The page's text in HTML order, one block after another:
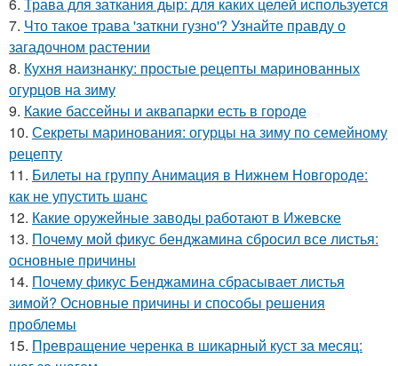
6. Трава для заткания дыр: для каких целей используется
7. Что такое трава 'заткни гузно'? Узнайте правду о
загадочном растении
8. Кухня наизнанку: простые рецепты маринованных
огурцов на зиму
9. Какие бассейны и аквапарки есть в городе
10. Секреты маринования: огурцы на зиму по семейному
рецепту
11. Билеты на группу Анимация в Нижнем Новгороде:
как не упустить шанс
12. Какие оружейные заводы работают в Ижевске
13. Почему мой фикус бенджамина сбросил все листья:
основные причины
14. Почему фикус Бенджамина сбрасывает листья
зимой? Основные причины и способы решения
проблемы
15. Превращение черенка в шикарный куст за месяц: